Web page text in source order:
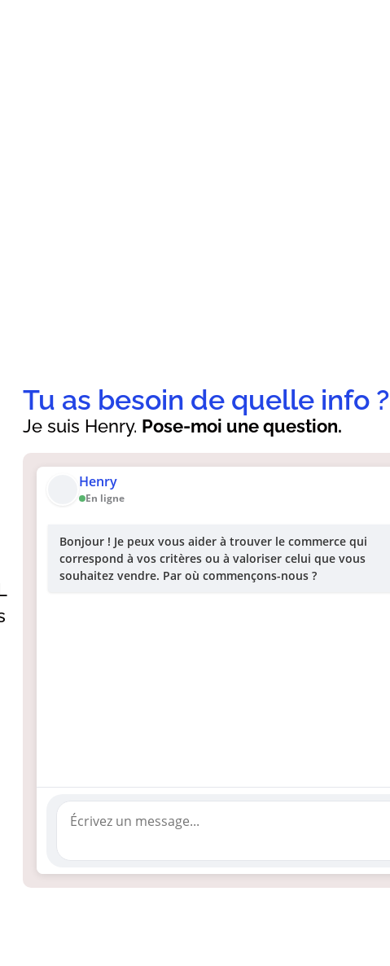
Henry
En ligne
Bonjour ! Je peux vous aider à trouver le commerce qui
correspond à vos critères ou à valoriser celui que vous
souhaitez vendre. Par où commençons-nous ?
Je suis Henry. Pose-moi une question.
Tu as besoin de quelle info ?